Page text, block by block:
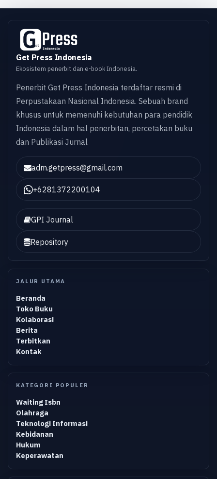
Get Press Indonesia
Ekosistem penerbit dan e-book Indonesia.
Penerbit Get Press Indonesia terdaftar resmi di
Perpustakaan Nasional Indonesia. Sebuah brand
khusus untuk memenuhi kebutuhan para pendidik
Indonesia dalam hal penerbitan, percetakan buku
dan Publikasi Jurnal
adm.getpress@gmail.com
+6281372200104
GPI Journal
Repository
JALUR UTAMA
Beranda
Toko Buku
Kolaborasi
Berita
Terbitkan
Kontak
KATEGORI POPULER
Waiting Isbn
Olahraga
Teknologi Informasi
Kebidanan
Hukum
Keperawatan